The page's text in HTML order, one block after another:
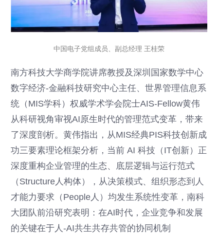
中国电子党组成员、副总经理 王桂荣
南方科技大学商学院讲席教授及深圳国家数学中心
数字经济-金融科技研究中心主任、世界管理信息系
统（MIS学科）权威学术学会院士AIS-Fellow黄伟
从科研视角审视AI原生时代的管理范式变革，带来
了深度剖析。黄伟指出，从MIS经典PIS科技创新成
功三要素理论框架分析，当前 AI 科技（IT创新）正
深度重构企业管理的生态、底层逻辑与运行范式
（Structure人构体），从决策模式、组织形态到人
才能力要求（People人）均发生系统性变革，南科
大团队前沿研究表明：在AI时代，企业竞争和发展
的关键在于人-AI共生共存共管的协同机制